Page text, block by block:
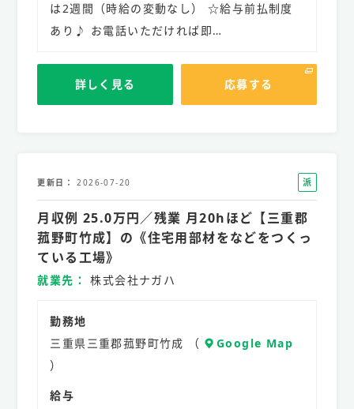
は2週間（時給の変動なし） ☆給与前払制度
あり♪ お電話いただければ即…
詳しく見る 応募する
更新日 2026-07-20
派
遣
社
員
月収例 25.0万円／残業 月20hほど【三重郡
菰野町竹成】の《住宅用部材をなどをつくっ
ている工場》
就業先 株式会社ナガハ
勤務地
三重県三重郡菰野町竹成 （
Google Map
）
給与